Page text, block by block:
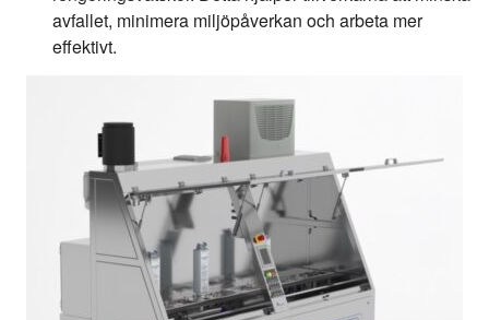
avfallet, minimera miljöpåverkan och arbeta mer
effektivt.